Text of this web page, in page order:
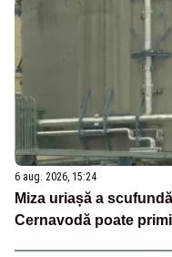
6 aug. 2026, 15:24
Miza uriașă a
Cernavodă poate